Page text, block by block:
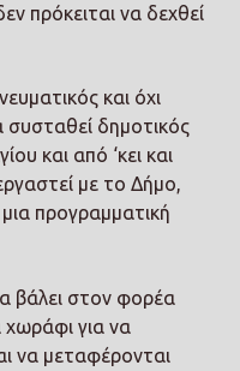
πρόκειται να δεχθεί
και όχι
συσταθεί δημοτικός
και από ‘κει και
με το Δήμο,
προγραμματική
βάλει στον φορέα
χωράφι για να
να μεταφέρονται